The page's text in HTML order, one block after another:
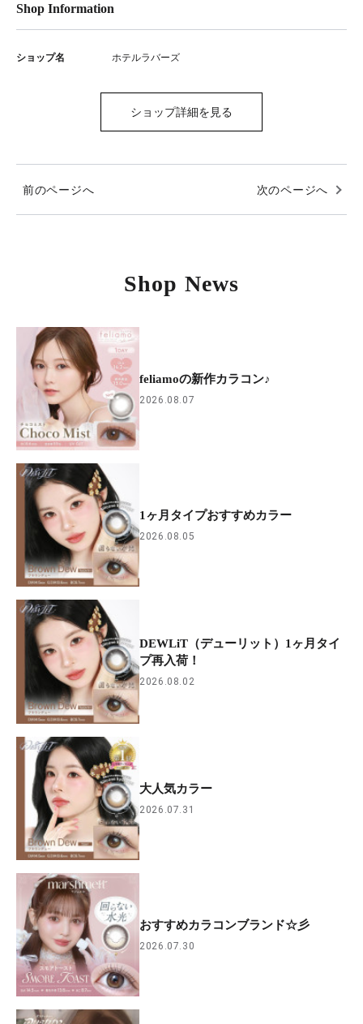
Shop Information
ショップ名 ホテルラバーズ
ショップ詳細を見る
前のページへ 次のページへ
Shop News
feliamoの新作カラコン♪
2026.08.07
1ヶ月タイプおすすめカラー
2026.08.05
DEWLiT（デューリット）1ヶ月タイ
プ再入荷！
2026.08.02
大人気カラー
2026.07.31
おすすめカラコンブランド☆彡
2026.07.30